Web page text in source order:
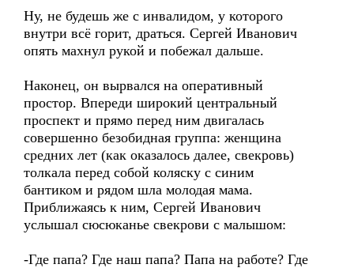
Ну, не будешь же с инвалидом, у которого
внутри всё горит, драться. Сергей Иванович
опять махнул рукой и побежал дальше.
Наконец, он вырвался на оперативный
простор. Впереди широкий центральный
проспект и прямо перед ним двигалась
совершенно безобидная группа: женщина
средних лет (как оказалось далее, свекровь)
толкала перед собой коляску с синим
бантиком и рядом шла молодая мама.
Приближаясь к ним, Сергей Иванович
услышал сюсюканье свекрови с малышом:
-Где папа? Где наш папа? Папа на работе? Где